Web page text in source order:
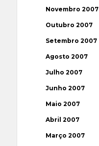
Novembro 2007
Outubro 2007
Setembro 2007
Agosto 2007
Julho 2007
Junho 2007
Maio 2007
Abril 2007
Março 2007